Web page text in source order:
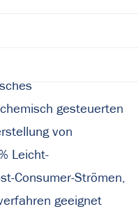
gesteuerten
von
Leicht-
Consumer-Strömen,
geeignet